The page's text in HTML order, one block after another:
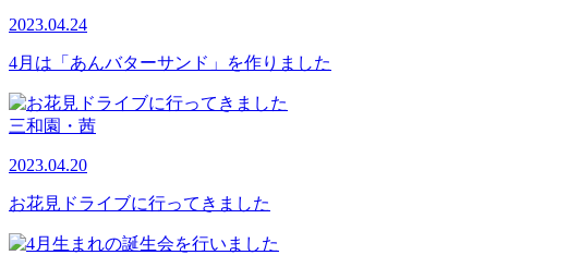
2023.04.24
4月は「あんバターサンド」を作りました
三和園・茜
2023.04.20
お花見ドライブに行ってきました